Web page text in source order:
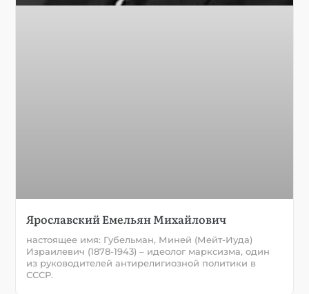
Ярославский Емельян Михайлович
настоящее имя: Губельман, Миней (Мейт-Иуда)
Израилевич (1878-1943) – идеолог марксизма, один
из руководителей антирелигиозной политики в
СССР.